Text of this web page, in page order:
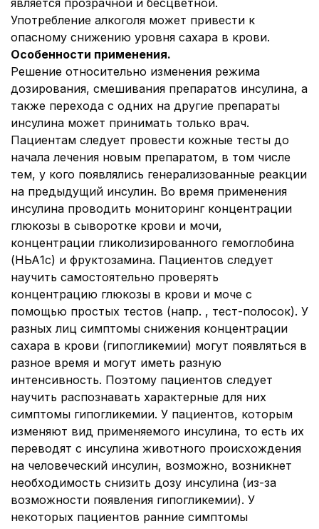
является прозрачной и бесцветной.
Употребление алкоголя может привести к
опасному снижению уровня сахара в крови.
Особенности применения.
Решение относительно изменения режима
дозирования, смешивания препаратов инсулина, а
также перехода с одних на другие препараты
инсулина может принимать только врач.
Пациентам следует провести кожные тесты до
начала лечения новым препаратом, в том числе
тем, у кого появлялись генерализованные реакции
на предыдущий инсулин. Во время применения
инсулина проводить мониторинг концентрации
глюкозы в сыворотке крови и мочи,
концентрации гликолизированного гемоглобина
(НЬА1с) и фруктозамина. Пациентов следует
научить самостоятельно проверять
концентрацию глюкозы в крови и моче с
помощью простых тестов (напр. , тест-полосок). У
разных лиц симптомы снижения концентрации
сахара в крови (гипогликемии) могут появляться в
разное время и могут иметь разную
интенсивность. Поэтому пациентов следует
научить распознавать характерные для них
симптомы гипогликемии. У пациентов, которым
изменяют вид применяемого инсулина, то есть их
переводят с инсулина животного происхождения
на человеческий инсулин, возможно, возникнет
необходимость снизить дозу инсулина (из-за
возможности появления гипогликемии). У
некоторых пациентов ранние симптомы